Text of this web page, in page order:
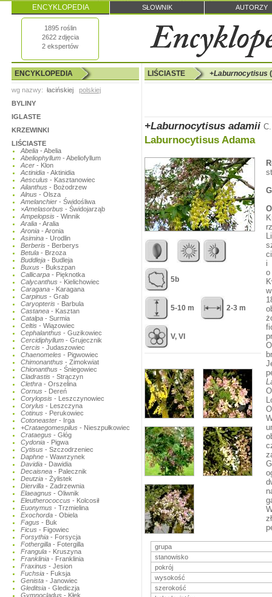
ENCYKLOPEDIA SŁOWNIK AUTORZY
1895 roślin
2622 zdjęcia
2 ekspertów
ENCYKLOPEDIA
wg nazwy: łacińskiej
polskiej
BYLINY
IGLASTE
KRZEWINKI
LIŚCIASTE
Abelia - Abelia
Abeliophyllum - Abeliofyllum
Acer - Klon
Actinidia - Aktinidia
Aesculus - Kasztanowiec
Ailanthus - Bożodrzew
Alnus - Olsza
Amelanchier - Świdośliwa
×Amelasorbus - Świdojarząb
Ampelopsis - Winnik
Aralia - Aralia
Aronia - Aronia
Asimina - Urodlin
Berberis - Berberys
Betula - Brzoza
Buddleja - Budleja
Buxus - Bukszpan
Callicarpa - Pięknotka
Calycanthus - Kielichowiec
Caragana - Karagana
Carpinus - Grab
Caryopteris - Barbula
Castanea - Kasztan
Catalpa - Surmia
Celtis - Wiązowiec
Cephalanthus - Guzikowiec
Cercidiphyllum - Grujecznik
Cercis - Judaszowiec
Chaenomeles - Pigwowiec
Chimonanthus - Zimokwiat
Chionanthus - Śniegowiec
Cladrastis - Strączyn
Clethra - Orszelina
Cornus - Dereń
Corylopsis - Leszczynowiec
Corylus - Leszczyna
Cotinus - Perukowiec
Cotoneaster - Irga
+Crataegomespilus - Nieszpułkowiec
Crataegus - Głóg
Cydonia - Pigwa
Cytisus - Szczodrzeniec
Daphne - Wawrzynek
Davidia - Dawidia
Decaisnea - Palecznik
Deutzia - Żylistek
Diervilla - Zadrzewnia
Elaeagnus - Oliwnik
Eleutherococcus - Kolcosił
Euonymus - Trzmielina
Exochorda - Obiela
Fagus - Buk
Ficus - Figowiec
Forsythia - Forsycja
Fothergilla - Fotergilla
Frangula - Kruszyna
Franklinia - Franklinia
Fraxinus - Jesion
Fuchsia - Fuksja
Genista - Janowiec
Gleditsia - Glediczja
Gymnocladus - Kłęk
LIŚCIASTE +Laburnocytisus
+Laburnocytisus adamii
Laburnocytisus Adama
5b
5-10 m 2-3 m
V, VI
i
o
grupa
stanowisko
pokrój
wysokość
szerokość